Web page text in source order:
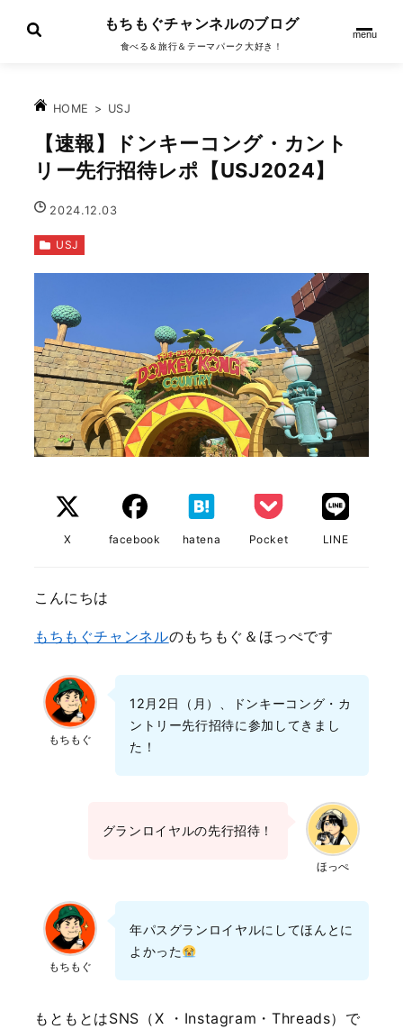
もちもぐチャンネルのブログ
食べる＆旅行＆テーマパーク大好き！
menu
HOME > USJ
【速報】ドンキーコング・カント
リー先行招待レポ【USJ2024】
2024.12.03
USJ
X facebook hatena Pocket LINE
こんにちは
もちもぐチャンネルのもちもぐ＆ほっぺです
もちもぐ
12月2日（月）、ドンキーコング・カ
ントリー先行招待に参加してきまし
た！
グランロイヤルの先行招待！
ほっぺ
もちもぐ
年パスグランロイヤルにしてほんとに
よかった
もともとはSNS（X ・Instagram・Threads）で